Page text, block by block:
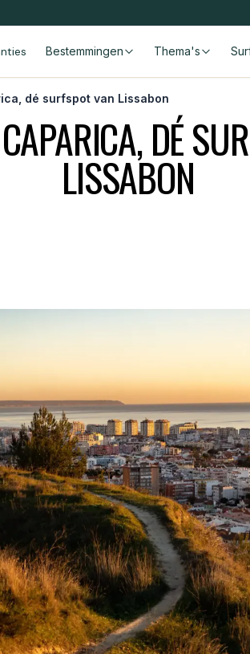
Bestemmingen Thema's
dé surfspot van Lissabon
DÉ
LISSABON